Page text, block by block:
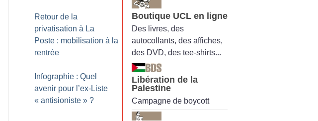
Retour de la
privatisation à La
Poste : mobilisation à la
rentrée
Infographie : Quel
avenir pour l’ex-Liste
« antisioniste » ?
Boutique UCL en ligne
Des livres, des
autocollants, des affiches,
des DVD, des tee-shirts...
Libération de la
Palestine
Campagne de boycott